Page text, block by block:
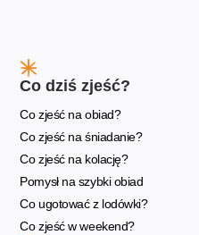
Co dziś zjeść?
Co zjeść na obiad?
Co zjeść na śniadanie?
Co zjeść na kolację?
Pomysł na szybki obiad
Co ugotować z lodówki?
Co zjeść w weekend?